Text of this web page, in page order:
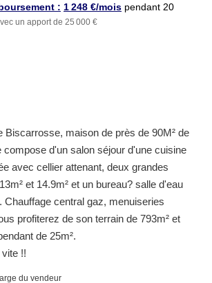
: 1 248 €/mois pendant 20
ans à 3% avec un apport
un apport de 25 000 €
Biscarrosse, maison de près de 90M² de
compose d'un salon séjour d'une cuisine
avec cellier attenant, deux grandes
et 14.9m² et un bureau? salle d'eau
Chauffage central gaz, menuiseries
profiterez de son terrain de 793m² et
de 25m².
!!
du vendeur